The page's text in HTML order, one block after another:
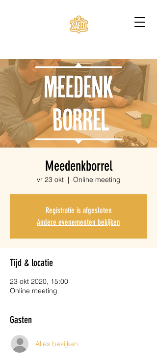
Meedenkborrel
vr 23 okt
  |
Online meeting
Registratie is afgesloten
Andere evenementen bekijken
Tijd & locatie
23 okt 2020, 15:00
Online meeting
Gasten
Alles bekijken